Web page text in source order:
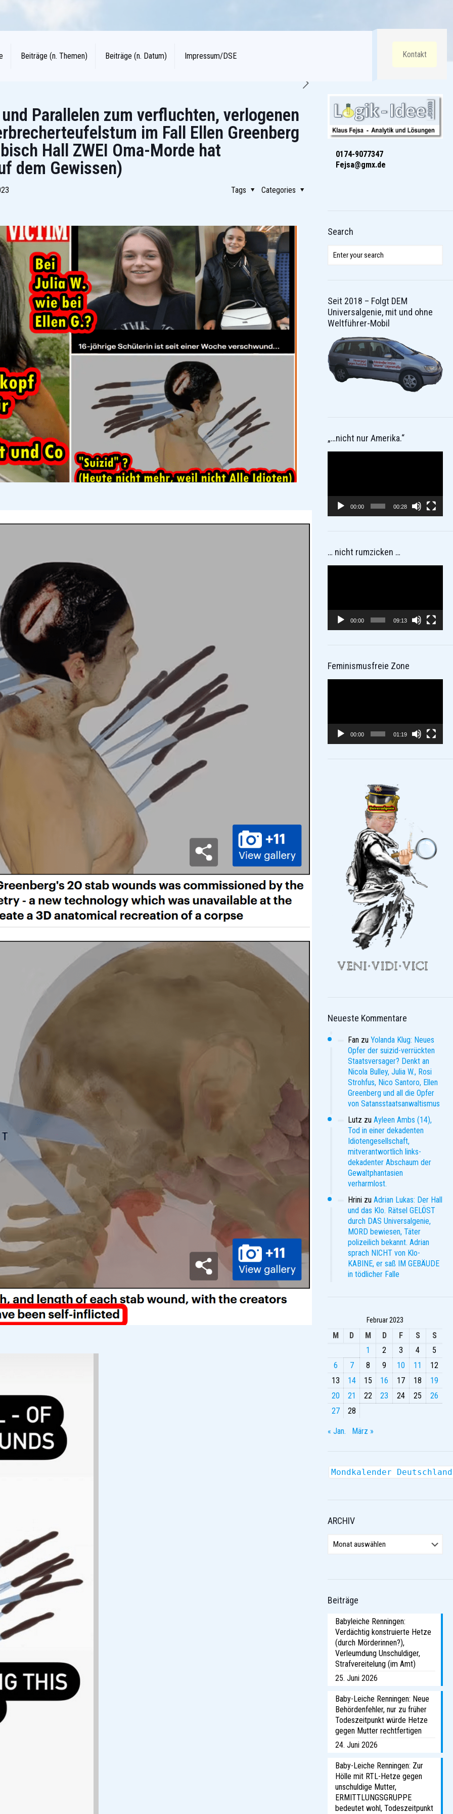
Beiträge (n. Themen) Beiträge (n. Datum) Impressum/DSE Kontakt
Parallelen zum verfluchten, verlogenen
im Fall Ellen Greenberg
Hall ZWEI Oma-Morde hat
dem Gewissen)
Categories
Tags
0174-9077347
Fejsa@gmx.de
Search
Seit 2018 – Folgt DEM
Universalgenie, mit und ohne
Weltführer-Mobil
„…nicht nur Amerika.“
00:00 00:28
… nicht rumzicken …
00:00 09:13
Feminismusfreie Zone
00:00 01:19
Neueste Kommentare
Fan zuYolanda Klug: Neues
Opfer der suizid-verrückten
Staatsversager? Denkt an
Nicola Bulley, Julia W., Rosi
Strohfus, Nico Santoro, Ellen
Greenberg und all die Opfer
von Satansstaatsanwaltismus
Lutz zuAyleen Ambs (14),
Tod in einer dekadenten
Idiotengesellschaft,
mitverantwortlich links-
dekadenter Abschaum der
Gewaltphantasien
verharmlost.
Hrini zuAdrian Lukas: Der Hall
und das Klo. Rätsel GELÖST
durch DAS Universalgenie,
MORD bewiesen, Täter
polizeilich bekannt. Adrian
sprach NICHT von Klo-
KABINE, er saß IM GEBÄUDE
in tödlicher Falle
Februar 2023
M D M D F S
S
1
2 3 4
5
6
7 8 9 10 11
12
13
14 15 16 17 18
19
20
21 22 23 24 25
26
27
28
« Jan. März »
Mondkalender Deutschland
ARCHIV
Beiträge
Babyleiche Renningen:
Verdächtig konstruierte Hetze
(durch Mörderinnen?),
Verleumdung Unschuldiger,
Strafvereitelung (im Amt)
25. Juni 2026
Baby-Leiche Renningen: Neue
Behördenfehler, nur zu früher
Todeszeitpunkt würde Hetze
gegen Mutter rechtfertigen
24. Juni 2026
Baby-Leiche Renningen: Zur
Hölle mit RTL-Hetze gegen
unschuldige Mutter,
ERMITTLUNGSGRUPPE
bedeutet wohl, Todeszeitpunkt